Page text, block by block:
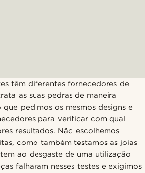
têm diferentes fornecedores de
as suas pedras de maneira
pedimos os mesmos designs e
para verificar com qual
resultados. Não escolhemos
como também testamos as joias
ao desgaste de uma utilização
falharam nesses testes e exigimos